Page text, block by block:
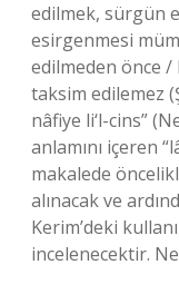
edilmek, sürgün
esirgenmesi
edilmeden önce /
taksim edilemez
nâfiye li‘l-cins”
anlamını içeren
makalede
alınacak ve
Kerim’deki
incelenecektir.